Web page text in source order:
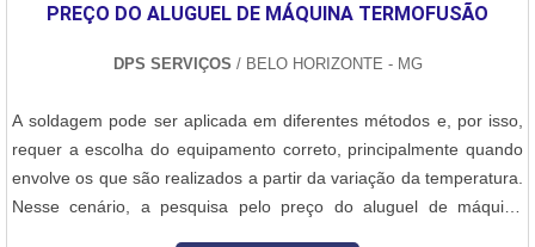
combustíveis ou através de processos industriais, com aplicações
na geração de energia ou em sistemas de aquecimento. Vasos de
temperaturas, como os utilizados em indústrias químicas e
petroquímicas. Trocadores de Calor: Equipamentos que permitem
a transferência de calor entre dois ou mais fluidos sem que haja
mistura entre eles, utilizados em diversos setores industriais.
PREÇO DO ALUGUEL DE MÁQUINA TERMOFUSÃO
DPS SERVIÇOS / BELO HORIZONTE - MG
A soldagem pode ser aplicada em diferentes métodos e, por isso,
requer a escolha do equipamento correto, principalmente quando
envolve os que são realizados a partir da variação da temperatura.
Nesse cenário, a pesquisa pelo preço do aluguel de máquina